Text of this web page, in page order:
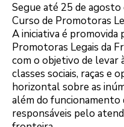
Segue até 25 de agosto
Curso de Promotoras
A iniciativa é promovida
Promotoras Legais da
com o objetivo de levar
classes sociais, raças e
horizontal sobre as
além do funcionamento
responsáveis pelo